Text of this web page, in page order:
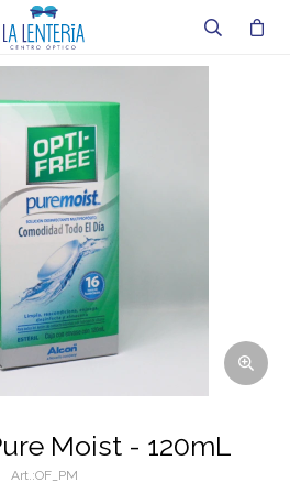
Moist - 120mL
OF_PM